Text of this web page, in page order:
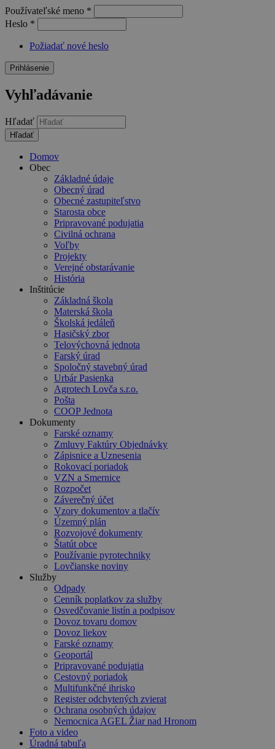
Používateľské meno *
Heslo *
Požiadať nové heslo
Vyhľadávanie
Hľadať
Domov
Obec
Základné údaje
Obecný úrad
Obecné zastupiteľstvo
Starosta obce
Pripravované podujatia
Civilná ochrana
Voľby
Projekty
Verejné obstarávanie
História
Inštitúcie
Základná škola
Materská škola
Školská jedáleň
Hasičský zbor
Telovýchovná jednota
Farský úrad
Spoločný stavebný úrad
Urbár Pasienka
Agrotech Lovča s.r.o.
Pošta
COOP Jednota
Dokumenty
Farské oznamy
Zmluvy Faktúry Objednávky
Zápisnice a Uznesenia
Rokovací poriadok
VZN a Smernice
Rozpočet
Záverečný účet
Vzory dokumentov a tlačív
Územný plán
Rozvojové dokumenty
Štatút obce
Používanie pyrotechniky
Lovčianske noviny
Služby
Odpady
Cenník poplatkov za služby
Osvedčovanie listín a podpisov
Dovoz tovaru domov
Dovoz liekov
Farské oznamy
Geoportál
Pripravované podujatia
Cestovný poriadok
Multifunkčné ihrisko
Register odchytených zvierat
Ochrana osobných údajov
Nemocnica AGEL Žiar nad Hronom
Foto a video
Úradná tabuľa